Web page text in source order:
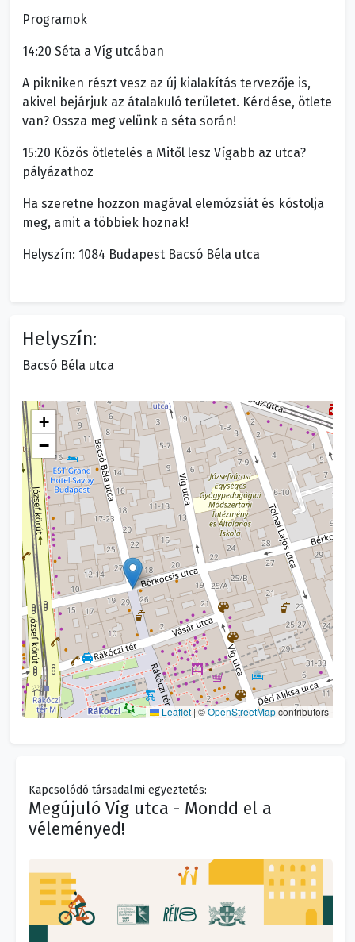
Programok
14:20 Séta a Víg utcában
A pikniken részt vesz az új kialakítás tervezője is,
akivel bejárjuk az átalakuló területet. Kérdése, ötlete
van? Ossza meg velünk a séta során!
15:20 Közös ötletelés a Mitől lesz Vígabb az utca?
pályázathoz
Ha szeretne hozzon magával elemózsiát és kóstolja
meg, amit a többiek hoznak!
Helyszín: 1084 Budapest Bacsó Béla utca
Helyszín:
Bacsó Béla utca
+
−
Leaflet | ©OpenStreetMapcontributors
Kapcsolódó társadalmi egyeztetés:
Megújuló Víg utca - Mondd el a
véleményed!